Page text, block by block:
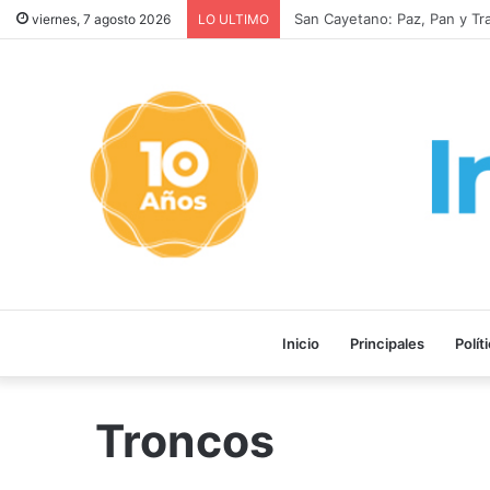
viernes, 7 agosto 2026 LO ULTIMO San Cayetano: Paz, Pan y
Inicio Principales
Troncos